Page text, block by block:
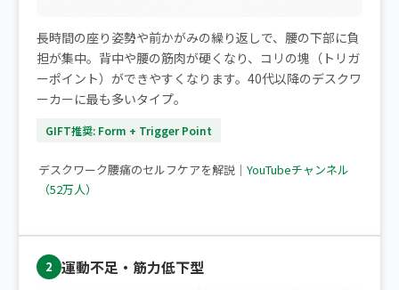
長時間の座り姿勢や前かがみの繰り返しで、腰の下部に負
担が集中。背中や腰の筋肉が硬くなり、コリの塊（トリガ
ーポイント）ができやすくなります。40代以降のデスクワ
ーカーに最も多いタイプ。
GIFT推奨: Form + Trigger Point
▶ デスクワークで腰痛になりやすい方へ
デスクワーク腰痛のセルフケアを解説｜ YouTubeチャンネル
（52万人）
2 運動不足・筋力低下型